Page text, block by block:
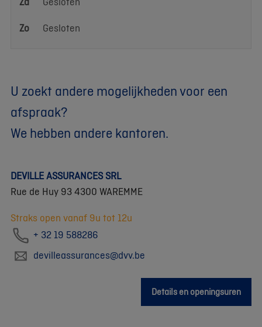
Zo
Gesloten
U zoekt andere mogelijkheden voor een
afspraak?
We hebben andere kantoren.
DEVILLE ASSURANCES SRL
Rue de Huy 93 4300 WAREMME
Straks open vanaf 9u tot 12u
+ 32 19 588286
devilleassurances@dvv.be
Details en openingsuren